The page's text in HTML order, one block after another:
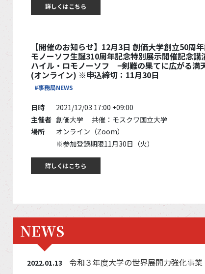
詳しくはこちら
【開催のお知らせ】12月3日 創価大学創立50周
モノーソフ生誕310周年記念特別展示開催記念講
ハイル・ロモノーソフ −剣難の果てに広がる満
(オンライン) ※申込締切：11月30日
#事務局NEWS
日時
2021/12/03 17:00 +09:00
主催者 創価大学 共催：モスクワ国立大学
場所
オンライン（Zoom）
※参加登録期限11月30日（火）
詳しくはこちら
NEWS
2022.01.13 令和３年度大学の世界展開力強化事